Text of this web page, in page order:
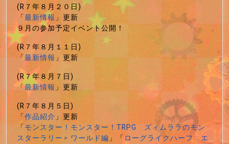
(R７年８月２０日)
「最新情報」更新
９月の参加予定イベント公開！
(R７年８月１１日)
「最新情報」更新
(R７年８月７日)
「最新情報」更新
(R７年８月５日)
「作品紹介」更新
「モンスター！モンスター！TRPG ズィムララのモン
スターラリー・ワールド編」「ローグライクハーフ エ